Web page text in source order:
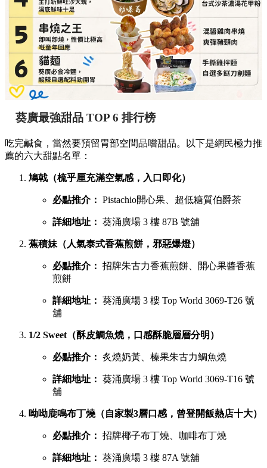
葵廣最強甜品 TOP 6 排行榜
吃完鹹食，當然要預留胃部空間品嚐甜品。以下是網民極力推
薦的六大甜點名單：
鳩戟（梳乎厘充滿空氣感，入口即化）
必點推介： Pistachio開心果、超低糖質伯爵茶
詳細地址： 葵涌廣場 3 樓 87B 號舖
蕉積妹（人氣泰式香蕉煎餅，邪惡爆燈）
必點推介： 招牌朱古力香蕉煎餅、開心果醬香蕉
煎餅
詳細地址： 葵涌廣場 3 樓 Top World 3069-T26 號
舖
1/2 Sweet（酥皮鯛魚燒，口感酥脆層層分明）
必點推介： 炙燒奶黃、榛果朱古力鯛魚燒
詳細地址： 葵涌廣場 3 樓 Top World 3069-T16 號
舖
呦呦鹿鳴布丁燒（自家製3層口感，曾登開飯熱店十大）
必點推介： 招牌椰子布丁燒、咖啡布丁燒
詳細地址： 葵涌廣場 3 樓 87A 號舖